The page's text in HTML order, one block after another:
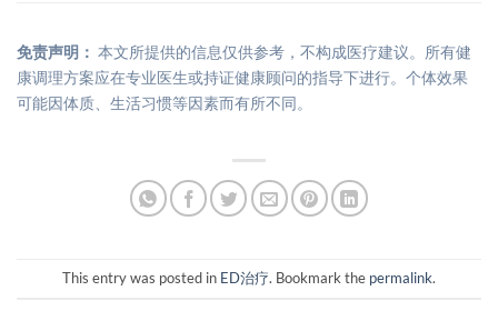
免责声明： 本文所提供的信息仅供参考，不构成医疗建议。所有健
康调理方案应在专业医生或持证健康顾问的指导下进行。个体效果
可能因体质、生活习惯等因素而有所不同。
This entry was posted in ED治疗. Bookmark the permalink.